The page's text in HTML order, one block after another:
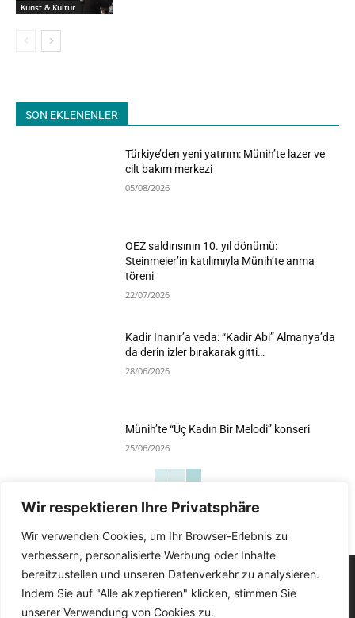
Wir respektieren Ihre Privatsphäre
Wir verwenden Cookies, um Ihr Browser-Erlebnis zu
verbessern, personalisierte Werbung oder Inhalte
bereitzustellen und unseren Datenverkehr zu analysieren.
Indem Sie auf "Alle akzeptieren" klicken, stimmen Sie
unserer Verwendung von Cookies zu.
Kunst & Kultur
SON EKLENENLER
Türkiye’den yeni yatırım: Münih’te lazer ve
cilt bakım merkezi
05/08/2026
OEZ saldırısının 10. yıl dönümü:
Steinmeier’in katılımıyla Münih’te anma
töreni
22/07/2026
Kadir İnanır’a veda: “Kadir Abi” Almanya’da
da derin izler bırakarak gitti…
28/06/2026
Münih’te “Üç Kadın Bir Melodi” konseri
25/06/2026
Devamını Göster